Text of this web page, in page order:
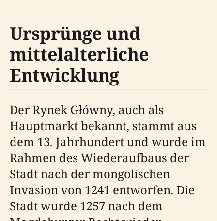
Ursprünge und
mittelalterliche
Entwicklung
Der Rynek Główny, auch als
Hauptmarkt bekannt, stammt aus
dem 13. Jahrhundert und wurde im
Rahmen des Wiederaufbaus der
Stadt nach der mongolischen
Invasion von 1241 entworfen. Die
Stadt wurde 1257 nach dem